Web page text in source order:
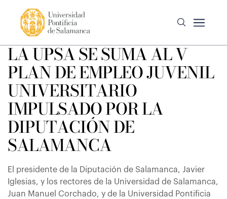
LA UPSA SE SUMA AL V
PLAN DE EMPLEO JUVENIL
UNIVERSITARIO
IMPULSADO POR LA
DIPUTACIÓN DE
SALAMANCA
El presidente de la Diputación de Salamanca, Javier
Iglesias, y los rectores de la Universidad de Salamanca,
Juan Manuel Corchado, y de la Universidad Pontificia